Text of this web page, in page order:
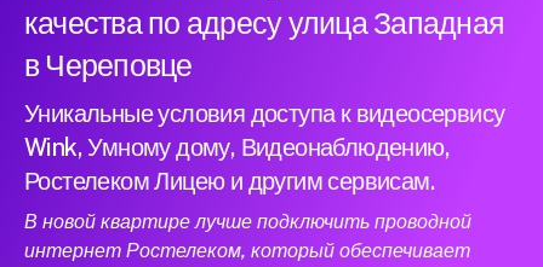
качества по адресу улица Западная
в Череповце
Уникальные условия доступа к видеосервису
Wink, Умному дому, Видеонаблюдению,
Ростелеком Лицею и другим сервисам.
В новой квартире лучше подключить проводной
интернет Ростелеком, который обеспечивает